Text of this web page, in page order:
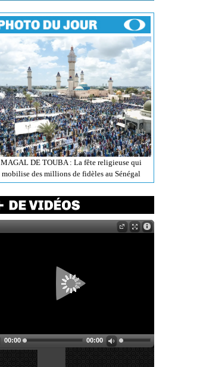
MAGAL DE TOUBA : La fête religieuse qui
mobilise des millions de fidèles au Sénégal
00:00 00:00